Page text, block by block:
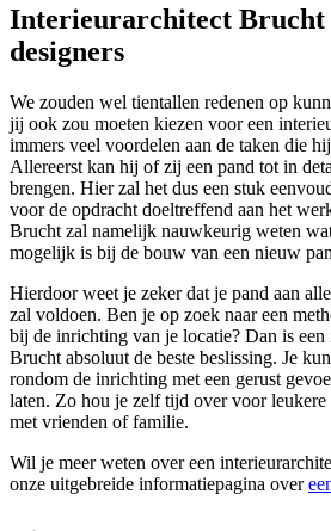
Interieurarchitect Brucht
designers
We zouden wel tientallen redenen op
jij ook zou moeten kiezen voor een
immers veel voordelen aan de taken die
Allereerst kan hij of zij een pand tot in
brengen. Hier zal het dus een stuk
voor de opdracht doeltreffend aan het
Brucht zal namelijk nauwkeurig weten
mogelijk is bij de bouw van een nieuw
Hierdoor weet je zeker dat je pand aan
zal voldoen. Ben je op zoek naar een
bij de inrichting van je locatie? Dan is een
Brucht absoluut de beste beslissing. Je
rondom de inrichting met een gerust
laten. Zo hou je zelf tijd over voor leukere
met vrienden of familie.
Wil je meer weten over een
onze uitgebreide informatiepagina over